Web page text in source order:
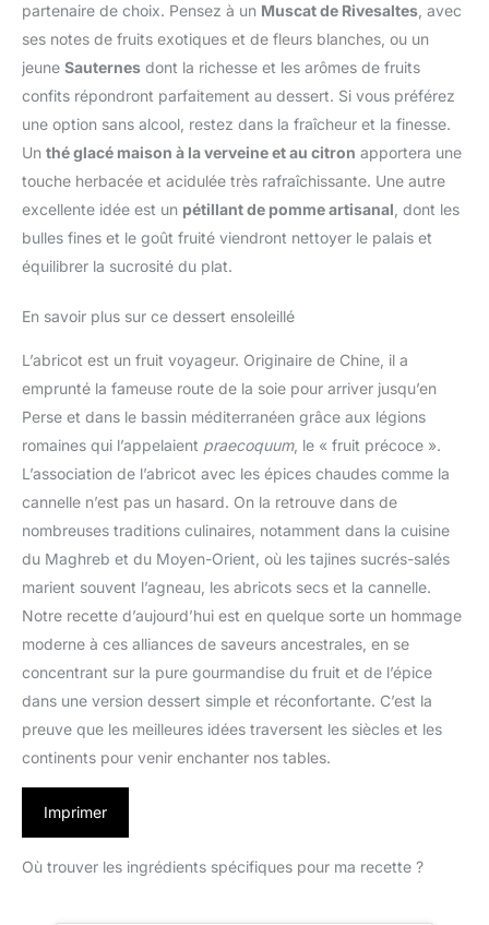
partenaire de choix. Pensez à un Muscat de Rivesaltes , avec
ses notes de fruits exotiques et de fleurs blanches, ou un
jeune Sauternes dont la richesse et les arômes de fruits
confits répondront parfaitement au dessert. Si vous préférez
une option sans alcool, restez dans la fraîcheur et la finesse.
Un thé glacé maison à la verveine et au citron apportera une
touche herbacée et acidulée très rafraîchissante. Une autre
excellente idée est un pétillant de pomme artisanal , dont les
bulles fines et le goût fruité viendront nettoyer le palais et
équilibrer la sucrosité du plat.
En savoir plus sur ce dessert ensoleillé
L’abricot est un fruit voyageur. Originaire de Chine, il a
emprunté la fameuse route de la soie pour arriver jusqu’en
Perse et dans le bassin méditerranéen grâce aux légions
romaines qui l’appelaient praecoquum, le « fruit précoce ».
L’association de l’abricot avec les épices chaudes comme la
cannelle n’est pas un hasard. On la retrouve dans de
nombreuses traditions culinaires, notamment dans la cuisine
du Maghreb et du Moyen-Orient, où les tajines sucrés-salés
marient souvent l’agneau, les abricots secs et la cannelle.
Notre recette d’aujourd’hui est en quelque sorte un hommage
moderne à ces alliances de saveurs ancestrales, en se
concentrant sur la pure gourmandise du fruit et de l’épice
dans une version dessert simple et réconfortante. C’est la
preuve que les meilleures idées traversent les siècles et les
continents pour venir enchanter nos tables.
Imprimer
Où trouver les ingrédients spécifiques pour ma recette ?